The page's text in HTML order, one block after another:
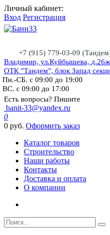
Личный кабинет:
Вход Регистрация
+7 (915) 779-03-09
Владимир, ул.Куйбышева, д.26ж
ОТК "Тандем", блок Запад
Пн.-СБ. с 09:00 до 19:00
ВС. с 09:00 до 17:00
Есть вопросы? Пишите
banit-33@yandex.ru
0
0 руб. Оформить заказ
Каталог товаров
Строительство
Наши работы
Контакты
Доставка и оплата
О компании